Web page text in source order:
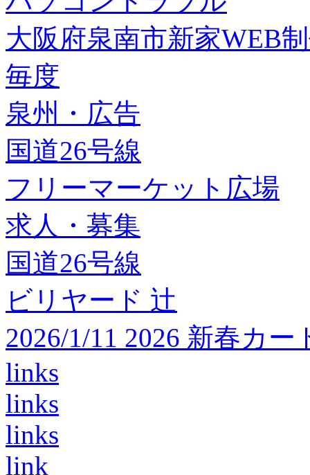
大阪府泉南市新家WEB
毎度
泉州・広告
国道26号線
フリーマーケット広場
求人・募集
国道26号線
ビリヤード 辻
2026/1/11 2026 新春カ
links
links
links
link